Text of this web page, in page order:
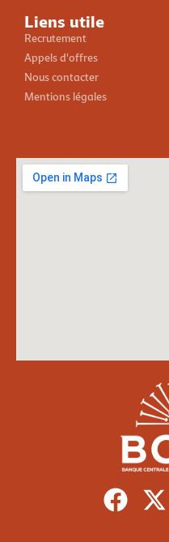
Liens utile
Recrutement
Appels d'offres
Nous contacter
Mentions légales